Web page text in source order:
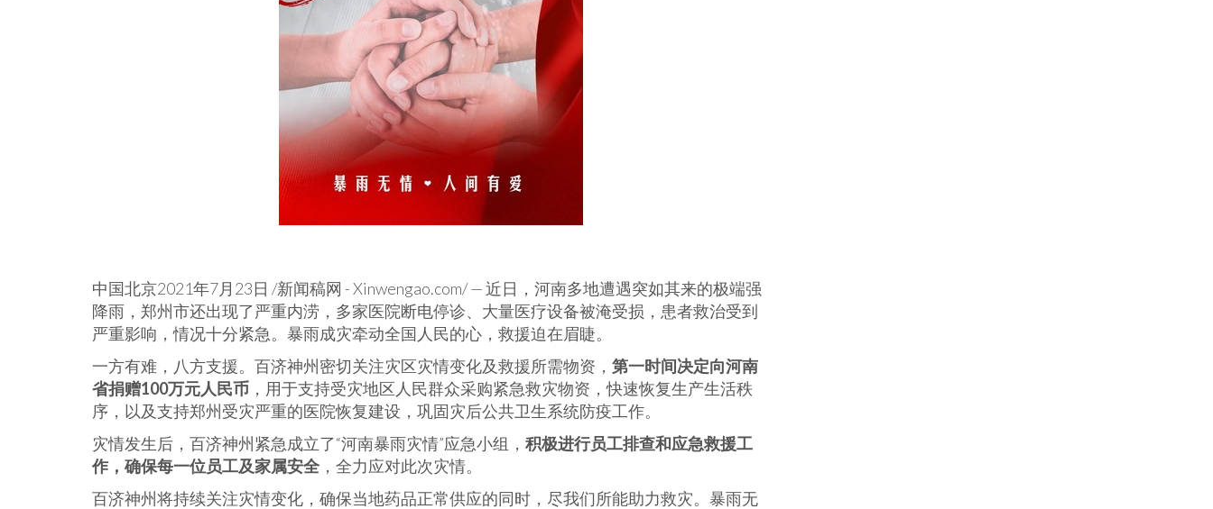
中国北京2021年7月23日 /新闻稿网 - Xinwengao.com/ — 近日，河南多地遭遇突如其来的极端强
降雨，郑州市还出现了严重内涝，多家医院断电停诊、大量医疗设备被淹受损，患者救治受到
严重影响，情况十分紧急。暴雨成灾牵动全国人民的心，救援迫在眉睫。
一方有难，八方支援。百济神州密切关注灾区灾情变化及救援所需物资， 第一时间决定向河南
省捐赠100万元人民币 ，用于支持受灾地区人民群众采购紧急救灾物资，快速恢复生产生活秩
序，以及支持郑州受灾严重的医院恢复建设，巩固灾后公共卫生系统防疫工作。
灾情发生后，百济神州紧急成立了“河南暴雨灾情”应急小组， 积极进行员工排查和应急救援工
作，确保每一位员工及家属安全，全力应对此次灾情。
百济神州将持续关注灾情变化，确保当地药品正常供应的同时，尽我们所能助力救灾。暴雨无